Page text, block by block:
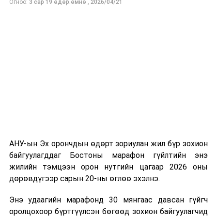
бүтээсэн "Зөн дагасан монгол адуу" баримтат киног
Огноо: 3 сар 19 өдөр.өмнө , 2026/04/21
АНУ-ын Эх орончдын өдөрт зориулан жил бүр зохион
байгуулагддаг Бостоны марафон гүйлтийн энэ
жилийн тэмцээн орон нутгийн цагаар 2026 оны
дөрөвдүгээр сарын 20-ны өглөө эхэлнэ.
Энэ удаагийн марафонд 30 мянгаас давсан гүйгч
оролцохоор бүртгүүлсэн бөгөөд зохион байгуулагчид